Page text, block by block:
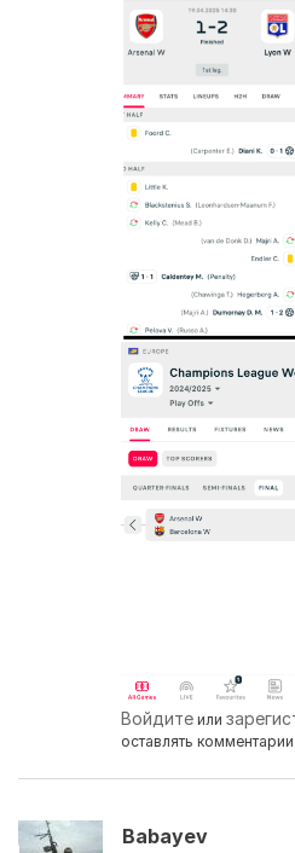
Войдите или
оставлять комментарии
Babayev